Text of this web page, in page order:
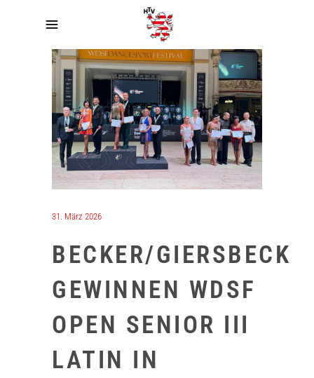
31. März 2026
BECKER/GIERSBECK
GEWINNEN WDSF
OPEN SENIOR III
LATIN IN